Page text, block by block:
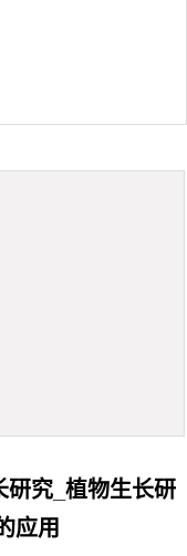
研究_植物生长研
应用